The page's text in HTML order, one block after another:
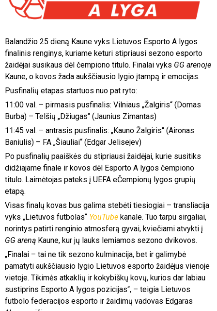
Balandžio 25 dieną Kaune vyks Lietuvos Esporto A lygos
finalinis renginys, kuriame keturi stipriausi sezono esporto
žaidėjai susikaus dėl čempiono titulo. Finalai vyks GG arenoje
Kaune, o kovos žada aukščiausio lygio įtampą ir emocijas.
Pusfinalių etapas startuos nuo pat ryto:
11:00 val. – pirmasis pusfinalis: Vilniaus „Žalgiris“ (Domas
Burba) – Telšių „Džiugas“ (Jaunius Zimantas)
11:45 val. – antrasis pusfinalis: „Kauno Žalgiris“ (Aironas
Baniulis) – FA „Šiauliai“ (Edgar Jelisejev)
Po pusfinalių paaiškės du stipriausi žaidėjai, kurie susitiks
didžiajame finale ir kovos dėl Esporto A lygos čempiono
titulo. Laimėtojas pateks į UEFA eČempionų lygos grupių
etapą.
Visas finalų kovas bus galima stebėti tiesiogiai – transliacija
vyks „Lietuvos futbolas“ YouTube kanale. Tuo tarpu sirgaliai,
norintys patirti renginio atmosferą gyvai, kviečiami atvykti į
GG areną Kaune, kur jų lauks lemiamos sezono dvikovos.
„Finalai – tai ne tik sezono kulminacija, bet ir galimybė
pamatyti aukščiausio lygio Lietuvos esporto žaidėjus vienoje
vietoje. Tikimės atkaklių ir kokybiškų kovų, kurios dar labiau
sustiprins Esporto A lygos pozicijas“, – teigia Lietuvos
futbolo federacijos esporto ir žaidimų vadovas Edgaras